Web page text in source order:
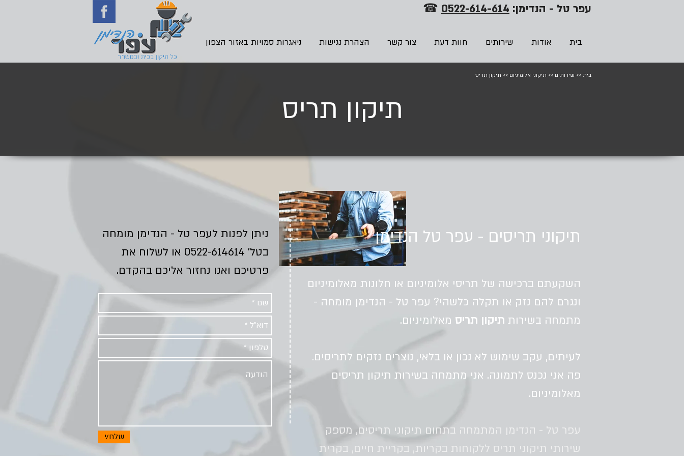
עפר טל - הנדימן: 0522-614-614
☎
בית אודות שירותים חוות דעת צור קשר הצהרת נגישות ניאגרות סמויות באזור הצפון
תיקוני תריסים - עפר טל הנדימן
השקעתם ברכישה של תריסי אלומיניום או חלונות מאלומיניום
ונגרם להם נזק או תקלה כלשהי? עפר טל - הנדימן מומחה -
מתמחה בשירות תיקון תריס מאלומיניום.
לעיתים, עקב שימוש לא נכון או בלאי, נוצרים נזקים לתריסים.
פה אני נכנס לתמונה. אני מתמחה בשירות תיקון תריסים
מאלומיניום.
עפר טל - הנדימן המתמחה בתחום תיקוני תריסים, מספק
שירותי תיקוני תריס ללקוחות בקריות, בקריית חיים, בקרית
שלח/י
ניתן לפנות לעפר טל - הנדימן מומחה
בטל' 0522-614614 או לשלוח את
פרטיכם ואנו נחזור אליכם בהקדם.
בית >> שירותים >> תיקוני אלומיניום >> תיקון תריס
תיקון תריס